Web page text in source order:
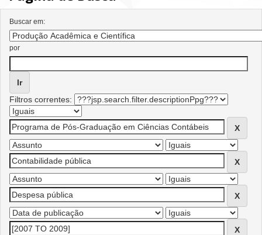
Buscar em:
por
Filtros correntes: